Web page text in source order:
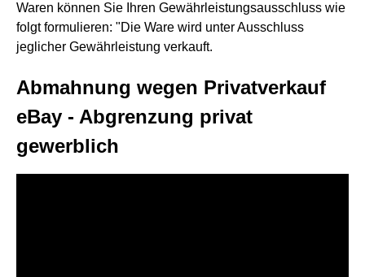
Waren können Sie Ihren Gewährleistungsausschluss wie
folgt formulieren: "Die Ware wird unter Ausschluss
jeglicher Gewährleistung verkauft.
Abmahnung wegen Privatverkauf
eBay - Abgrenzung privat
gewerblich